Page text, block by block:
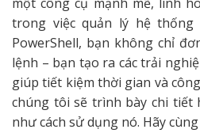
trong việc quản lý hệ thống
PowerShell, bạn không chỉ
lệnh – bạn tạo ra các trải
giúp tiết kiệm thời gian và
chúng tôi sẽ trình bày chi tiết
như cách sử dụng nó. Hãy